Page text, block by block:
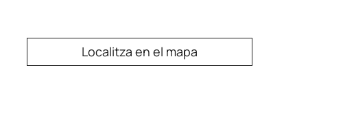
Localitza en el mapa